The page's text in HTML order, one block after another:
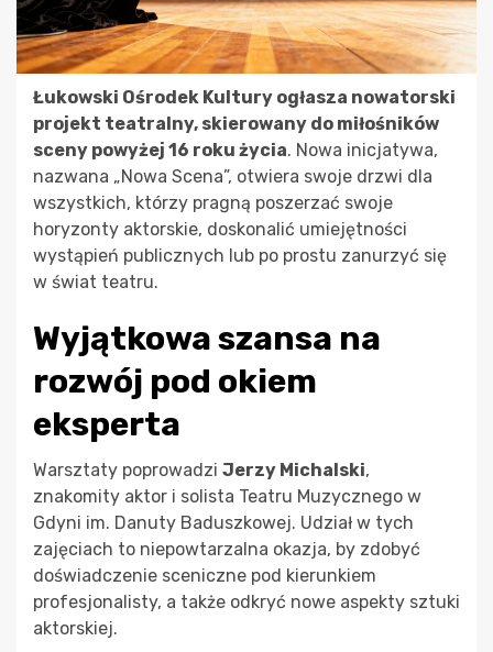
Łukowski Ośrodek Kultury ogłasza nowatorski
projekt teatralny, skierowany do miłośników
sceny powyżej 16 roku życia. Nowa inicjatywa,
nazwana „Nowa Scena”, otwiera swoje drzwi dla
wszystkich, którzy pragną poszerzać swoje
horyzonty aktorskie, doskonalić umiejętności
wystąpień publicznych lub po prostu zanurzyć się
w świat teatru.
Wyjątkowa szansa na
rozwój pod okiem
eksperta
Warsztaty poprowadzi Jerzy Michalski,
znakomity aktor i solista Teatru Muzycznego w
Gdyni im. Danuty Baduszkowej. Udział w tych
zajęciach to niepowtarzalna okazja, by zdobyć
doświadczenie sceniczne pod kierunkiem
profesjonalisty, a także odkryć nowe aspekty sztuki
aktorskiej.